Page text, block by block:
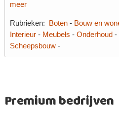
meer
Rubrieken: Boten - Bouw en
Interieur - Meubels -Onderhoud -
Scheepsbouw -
Premium bedrijven